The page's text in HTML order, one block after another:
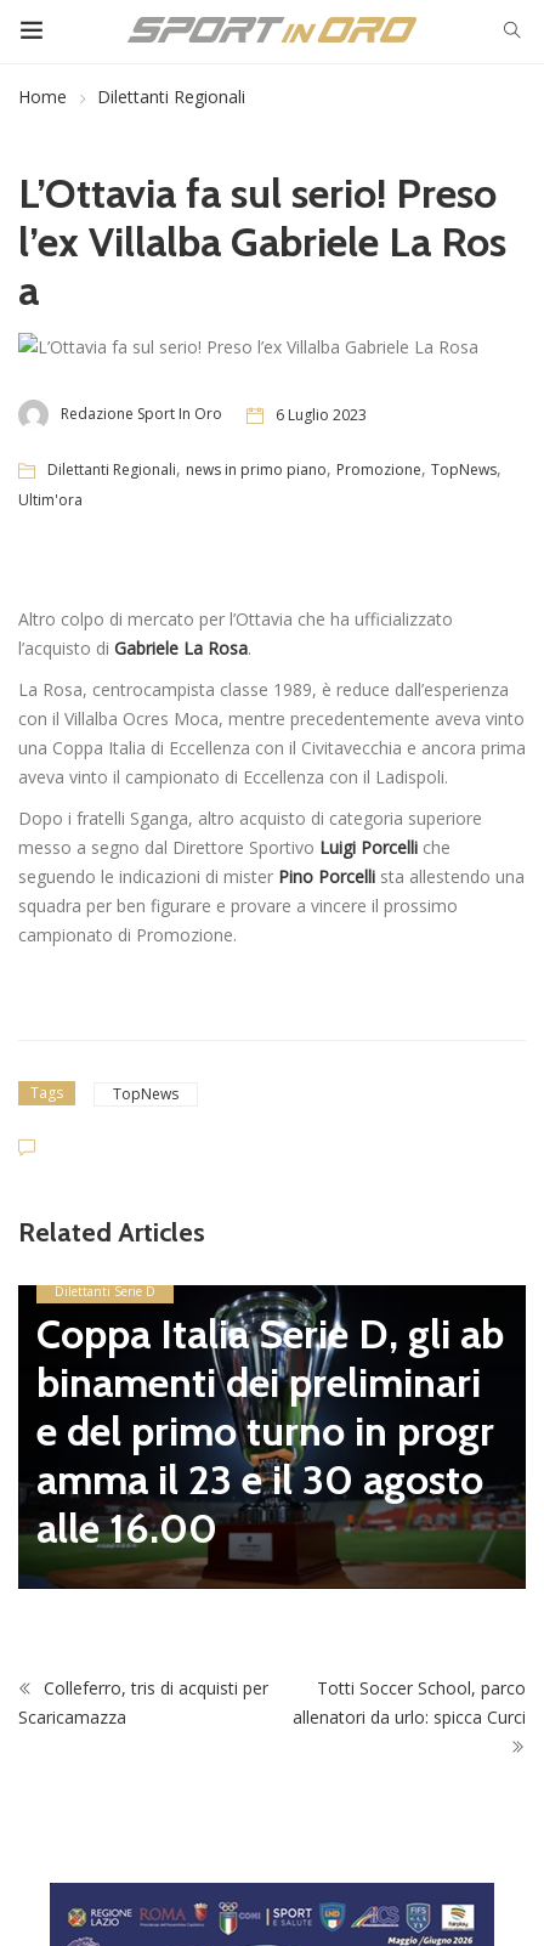
Home Dilettanti Regionali
L’Ottavia fa sul serio! Preso
l’ex Villalba Gabriele La Ros
a
Redazione Sport In Oro 6 Luglio 2023
Dilettanti Regionali, news in primo piano, Promozione, TopNews,
Ultim'ora
Altro colpo di mercato per l’Ottavia che ha ufficializzato
l’acquisto di Gabriele La Rosa.
La Rosa, centrocampista classe 1989, è reduce dall’esperienza
con il Villalba Ocres Moca, mentre precedentemente aveva vinto
una Coppa Italia di Eccellenza con il Civitavecchia e ancora prima
aveva vinto il campionato di Eccellenza con il Ladispoli.
Dopo i fratelli Sganga, altro acquisto di categoria superiore
messo a segno dal Direttore Sportivo Luigi Porcelli che
seguendo le indicazioni di mister Pino Porcelli sta allestendo una
squadra per ben figurare e provare a vincere il prossimo
campionato di Promozione.
Tags TopNews
Related Articles
Dilettanti Serie D
Coppa Italia Serie D, gli ab
binamenti dei preliminari
e del primo turno in progr
amma il 23 e il 30 agosto
alle 16.00
Colleferro, tris di acquisti per
Scaricamazza
Totti Soccer School, parco
allenatori da urlo: spicca Curci